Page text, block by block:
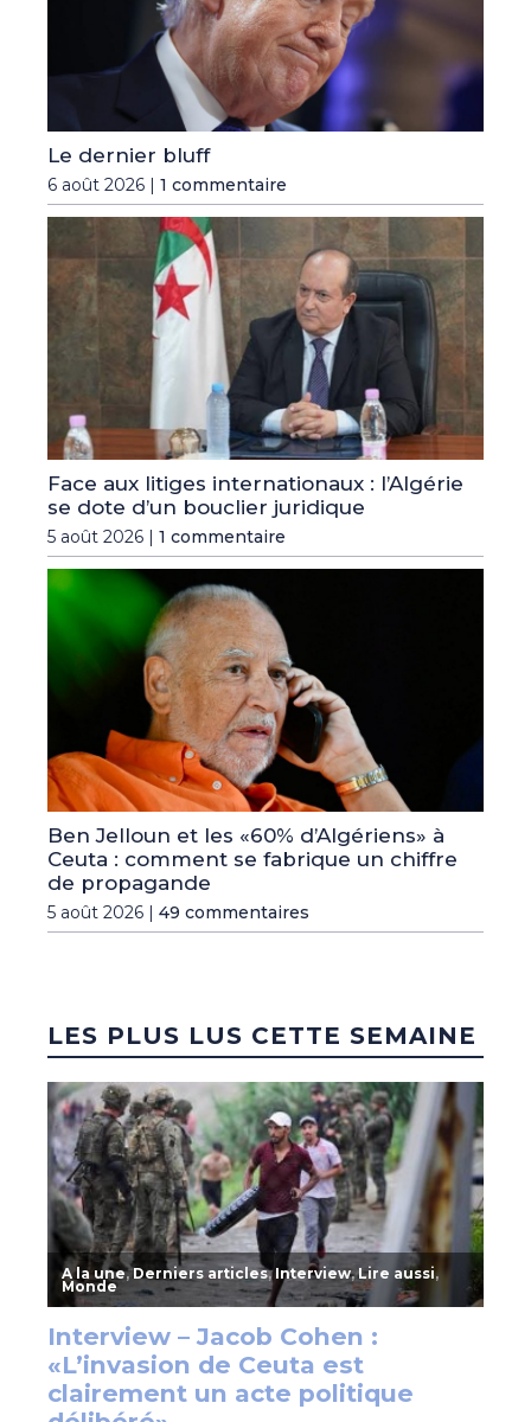
Le dernier bluff
6 août 2026 | 1 commentaire
Face aux litiges internationaux : l’Algérie
se dote d’un bouclier juridique
5 août 2026 | 1 commentaire
Ben Jelloun et les «60% d’Algériens» à
Ceuta : comment se fabrique un chiffre
de propagande
5 août 2026 | 49 commentaires
LES PLUS LUS CETTE SEMAINE